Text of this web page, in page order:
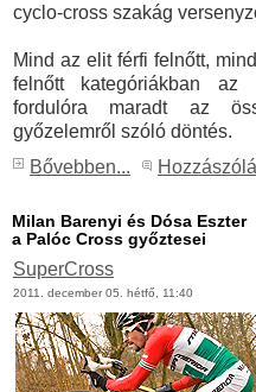
cyclo-cross szakág
Mind az elit férfi felnőtt,
felnőtt kategóriákban az
fordulóra maradt az
győzelemről szóló döntés.
Bővebben...
Milan Barenyi és Dósa Eszter
a Palóc Cross győztesei
SuperCross
2011. december 05. hétfő, 11:40